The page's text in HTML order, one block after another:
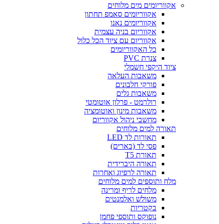
אקווריומים מים מלוחים
אקווריומים סאמפ תחתון
אקווריומים נאנו
אקווריום בניה עצמית
אקווריום עם ציוד הכל כלול
כל האקווריומים
צנרת PVC
ציוד היקפי חשמלי
משאבות העלאה
פורקי חלבונים
משאבות גלים
רולרמט - פרלון אוטומטי
משאבות מינון ואוטומציה
מחשבי ניהול אקווריום
תאורה למים מלוחים
תאורות לד LED
פסי לד (בארים)
תאורת T5
תאורה היברידית
תאורה לרפיוג ואחרות
מלח ותוספים למים מלוחים
מלחים לריף ומרינה
משולש ואלמנטים
בקטריות
נופוקס ותוספי פחמן